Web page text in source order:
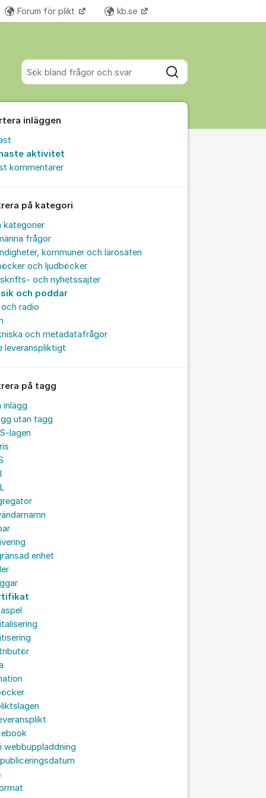
Sök bland alla inlägg
Sök
Forum för plikt kb.se Fler supportlänkar
inläggen
aktivitet
kommentarer
på kategori
kategorier
frågor
kommuner och lärosäten
och ljudböcker
och nyhetssajter
och poddar
radio
och metadatafrågor
leveranspliktigt
på tagg
inlägg
utan tagg
lagen
enhet
webbuppladdning